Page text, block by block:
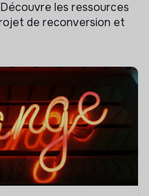
les ressources
de reconversion et